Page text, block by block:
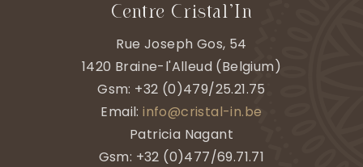
Centre Cristal’In
Rue Joseph Gos, 54
1420 Braine-l'Alleud (Belgium)
Gsm: +32 (0)479/25.21.75
Email:info@cristal-in.be
Patricia Nagant
Gsm: +32 (0)477/69.71.71